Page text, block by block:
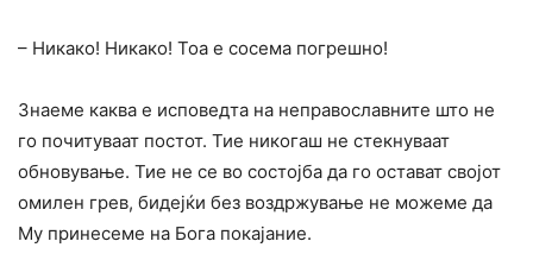
– Никако! Никако! Тоа е сосема погрешно!
Знаеме каква е исповедта на неправославните што не
го почитуваат постот. Тие никогаш не стекнуваат
обновување. Тие не се во состојба да го остават својот
омилен грев, бидејќи без воздржување не можеме да
My принесеме на Бога покајание.